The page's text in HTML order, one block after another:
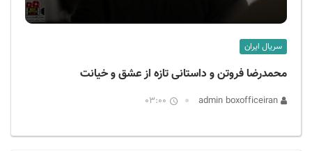
سریال ایران
محمدرضا فروتن و داستانی تازه از عشق و خیانت
03:00